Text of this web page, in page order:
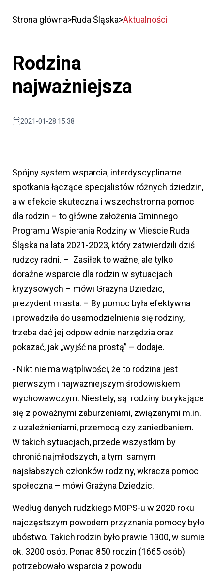
Strona główna Ruda Śląska Aktualności
Rodzina
najważniejsza
2021-01-28 15:38
Spójny system wsparcia, interdyscyplinarne
spotkania łączące specjalistów różnych dziedzin,
a w efekcie skuteczna i wszechstronna pomoc
dla rodzin – to główne założenia Gminnego
Programu Wspierania Rodziny w Mieście Ruda
Śląska na lata 2021-2023, który zatwierdzili dziś
rudzcy radni. – Zasiłek to ważne, ale tylko
doraźne wsparcie dla rodzin w sytuacjach
kryzysowych – mówi Grażyna Dziedzic,
prezydent miasta. – By pomoc była efektywna
i prowadziła do usamodzielnienia się rodziny,
trzeba dać jej odpowiednie narzędzia oraz
pokazać, jak „wyjść na prostą” – dodaje.
- Nikt nie ma wątpliwości, że to rodzina jest
pierwszym i najważniejszym środowiskiem
wychowawczym. Niestety, są rodziny borykające
się z poważnymi zaburzeniami, związanymi m.in.
z uzależnieniami, przemocą czy zaniedbaniem.
W takich sytuacjach, przede wszystkim by
chronić najmłodszych, a tym samym
najsłabszych członków rodziny, wkracza pomoc
społeczna – mówi Grażyna Dziedzic.
Według danych rudzkiego MOPS-u w 2020 roku
najczęstszym powodem przyznania pomocy było
ubóstwo. Takich rodzin było prawie 1300, w sumie
ok. 3200 osób. Ponad 850 rodzin (1665 osób)
potrzebowało wsparcia z powodu